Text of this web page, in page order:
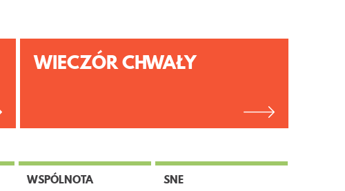
WIECZÓR CHWAŁY
WSPÓLNOTA SNE